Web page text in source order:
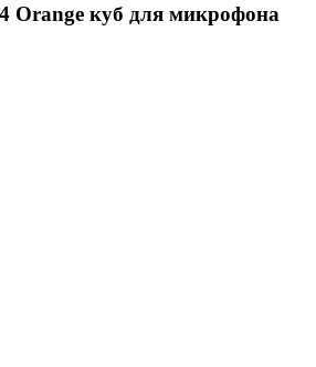
Orange куб для микрофона